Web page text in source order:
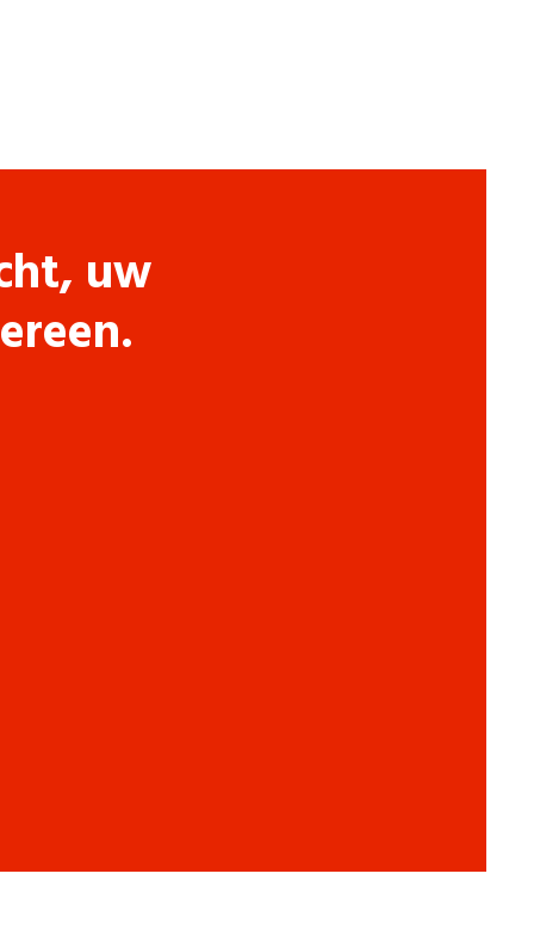
uw